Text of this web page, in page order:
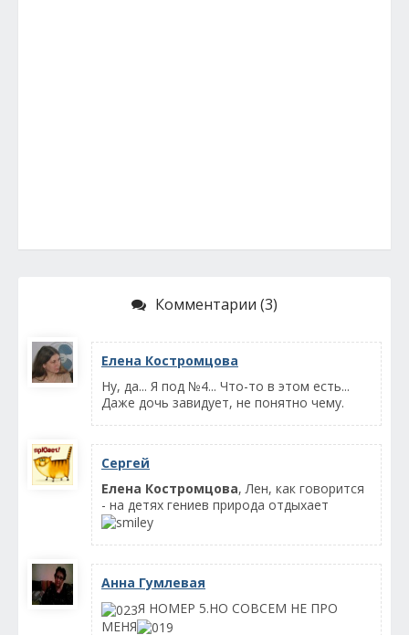
Комментарии (3)
Елена Костромцова
Ну, да... Я под №4... Что-то в этом есть...
Даже дочь завидует, не понятно чему.
Сергей
Елена Костромцова, Лен, как говорится
- на детях гениев природа отдыхает
Анна Гумлевая
Я НОМЕР 5.НО СОВСЕМ НЕ ПРО
МЕНЯ